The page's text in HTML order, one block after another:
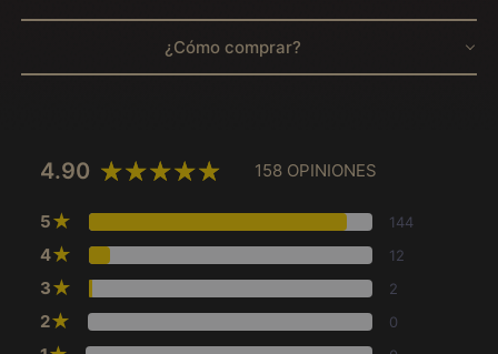
¿Cómo comprar?
4.90 158 OPINIONES
5★ 144
4★ 12
3★ 2
2★ 0